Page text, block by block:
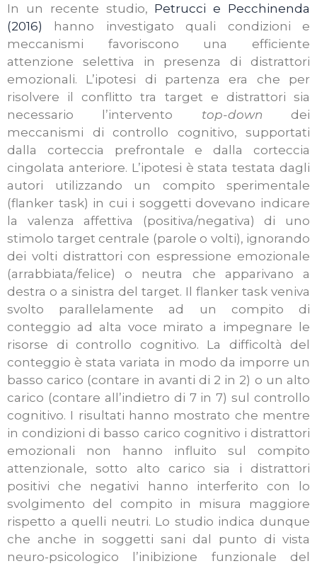
In un recente studio, Petrucci e Pecchinenda
(2016) hanno investigato quali condizioni e
meccanismi favoriscono una efficiente
attenzione selettiva in presenza di distrattori
emozionali. L’ipotesi di partenza era che per
risolvere il conflitto tra target e distrattori sia
necessario l’intervento top-down dei
meccanismi di controllo cognitivo, supportati
dalla corteccia prefrontale e dalla corteccia
cingolata anteriore. L’ipotesi è stata testata dagli
autori utilizzando un compito sperimentale
(flanker task) in cui i soggetti dovevano indicare
la valenza affettiva (positiva/negativa) di uno
stimolo target centrale (parole o volti), ignorando
dei volti distrattori con espressione emozionale
(arrabbiata/felice) o neutra che apparivano a
destra o a sinistra del target. Il flanker task veniva
svolto parallelamente ad un compito di
conteggio ad alta voce mirato a impegnare le
risorse di controllo cognitivo. La difficoltà del
conteggio è stata variata in modo da imporre un
basso carico (contare in avanti di 2 in 2) o un alto
carico (contare all’indietro di 7 in 7) sul controllo
cognitivo. I risultati hanno mostrato che mentre
in condizioni di basso carico cognitivo i distrattori
emozionali non hanno influito sul compito
attenzionale, sotto alto carico sia i distrattori
positivi che negativi hanno interferito con lo
svolgimento del compito in misura maggiore
rispetto a quelli neutri. Lo studio indica dunque
che anche in soggetti sani dal punto di vista
neuro-psicologico l’inibizione funzionale del